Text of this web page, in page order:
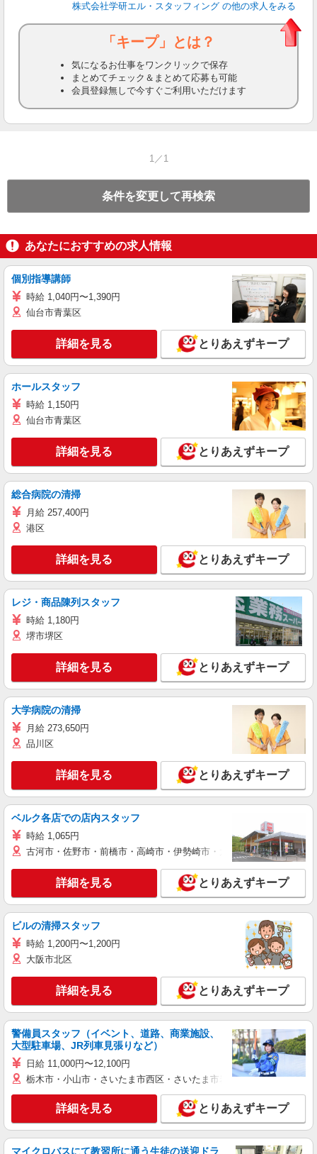
株式会社学研エル・スタッフィング の他の求人をみる
「キープ」とは？
気になるお仕事をワンクリックで保存
まとめてチェック＆まとめて応募も可能
会員登録無しで今すぐご利用いただけます
1／1
条件を変更して再検索
あなたにおすすめの求人情報
個別指導講師
時給 1,040円〜1,390円
仙台市青葉区
詳細を見る とりあえずキープ
ホールスタッフ
時給 1,150円
仙台市青葉区
詳細を見る とりあえずキープ
総合病院の清掃
月給 257,400円
港区
詳細を見る とりあえずキープ
レジ・商品陳列スタッフ
時給 1,180円
堺市堺区
詳細を見る とりあえずキープ
大学病院の清掃
月給 273,650円
品川区
詳細を見る とりあえずキープ
ベルク各店での店内スタッフ
時給 1,065円
古河市・佐野市・前橋市・高崎市・伊勢崎市・太田市・館林市・藤
詳細を見る とりあえずキープ
ビルの清掃スタッフ
時給 1,200円〜1,200円
大阪市北区
詳細を見る とりあえずキープ
警備員スタッフ（イベント、道路、商業施設、
大型駐車場、JR列車見張りなど）
日給 11,000円〜12,100円
栃木市・小山市・さいたま市西区・さいたま市岩槻区・久喜市・蓮田
詳細を見る とりあえずキープ
マイクロバスにて教習所に通う生徒の送迎ドラ